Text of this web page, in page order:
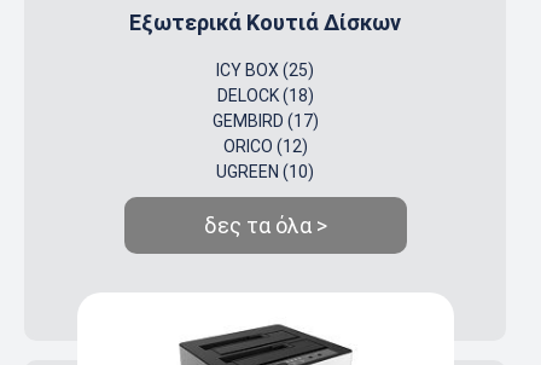
Εξωτερικά Κουτιά Δίσκων
ICY BOX (25)
DELOCK (18)
GEMBIRD (17)
ORICO (12)
UGREEN (10)
δες τα όλα >